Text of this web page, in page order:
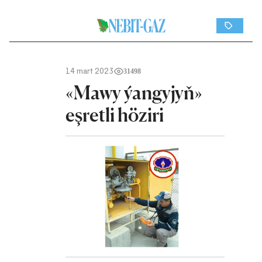
14 mart 2023 31498
«Mawy ýangyjyň»
eşretli höziri